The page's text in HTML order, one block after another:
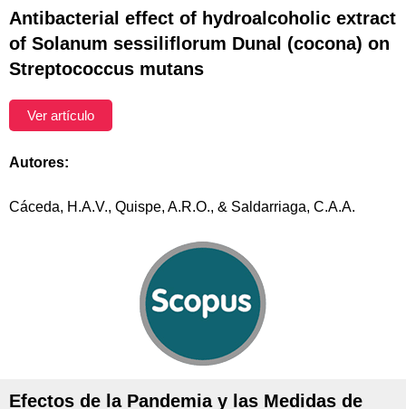
Antibacterial effect of hydroalcoholic extract
of Solanum sessiliflorum Dunal (cocona) on
Streptococcus mutans
Ver artículo
Autores:
Cáceda, H.A.V., Quispe, A.R.O., & Saldarriaga, C.A.A.
Efectos de la Pandemia y las Medidas de